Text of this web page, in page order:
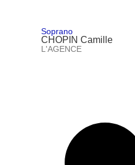
Soprano
CHOPIN Camille
L'AGENCE